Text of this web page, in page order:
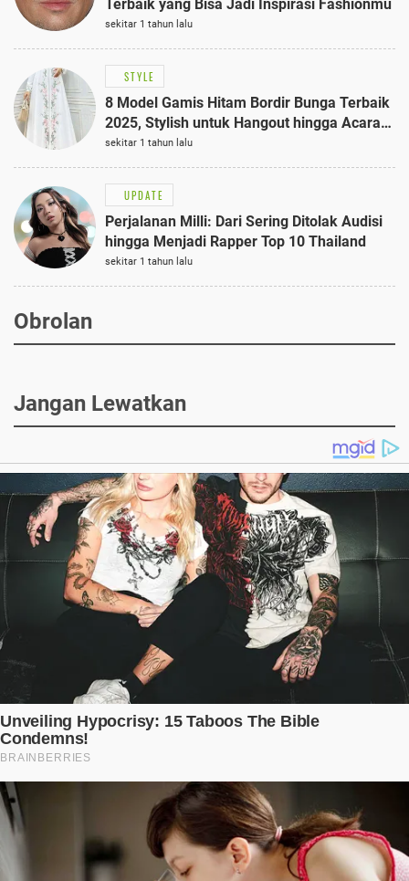
Terbaik yang Bisa Jadi Inspirasi Fashionmu
sekitar 1 tahun lalu
STYLE
8 Model Gamis Hitam Bordir Bunga Terbaik
2025, Stylish untuk Hangout hingga Acara
Semi-Formal
sekitar 1 tahun lalu
UPDATE
Perjalanan Milli: Dari Sering Ditolak Audisi
hingga Menjadi Rapper Top 10 Thailand
sekitar 1 tahun lalu
Obrolan
Jangan Lewatkan